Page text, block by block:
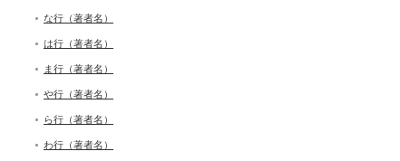
な行（著者名）
は行（著者名）
ま行（著者名）
や行（著者名）
ら行（著者名）
わ行（著者名）